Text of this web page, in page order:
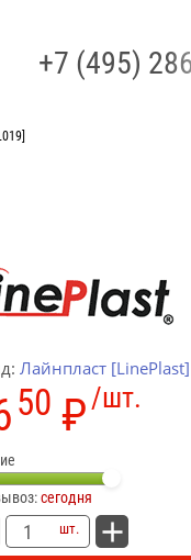
+7 (495)
Лайнпласт [LinePlast]
/шт.
50 ₽
сегодня
шт.